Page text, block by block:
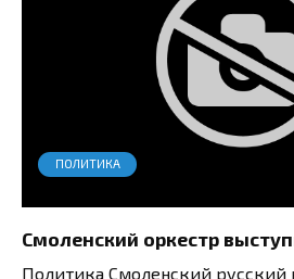
ПОЛИТИКА
Смоленский оркестр
Политика Смоленский русский